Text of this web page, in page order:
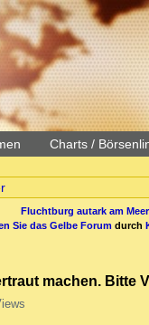
Charts /
Fluchtburg autark am Meer
Sie das Gelbe Forum durch
machen. Bitte